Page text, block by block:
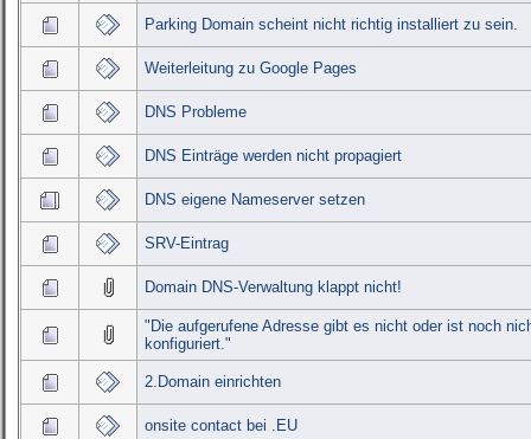
Parking Domain scheint nicht richtig installiert zu sein.
Weiterleitung zu Google Pages
DNS Probleme
DNS Einträge werden nicht propagiert
DNS eigene Nameserver setzen
SRV-Eintrag
Domain DNS-Verwaltung klappt nicht!
"Die aufgerufene Adresse gibt es nicht oder ist noch
konfiguriert."
2.Domain einrichten
onsite contact bei .EU